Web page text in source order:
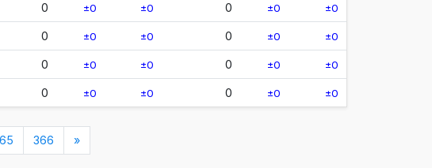
0 ±0 ±0 0 ±0 ±0
0 ±0 ±0 0 ±0 ±0
0 ±0 ±0 0 ±0 ±0
0 ±0 ±0 0 ±0 ±0
366 »